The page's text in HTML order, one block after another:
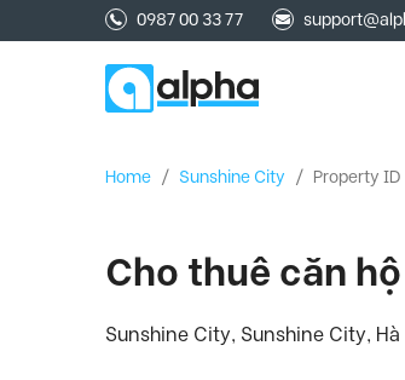
0987 00 33 77
Home / Sunshine City / Property ID
Cho thuê căn
Sunshine City, Sunshine City,